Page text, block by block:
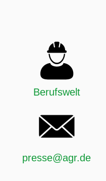
Berufswelt
presse@agr.de